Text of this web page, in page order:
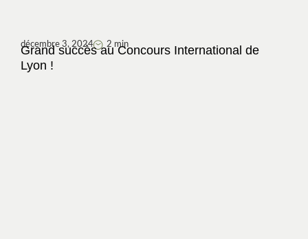
décembre 3, 2024 2 min
Grand succès au Concours International de
Lyon !